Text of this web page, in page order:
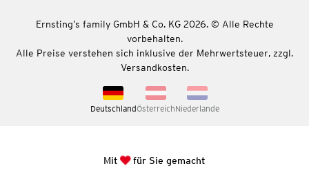
Ernsting’s family GmbH & Co. KG 2026. © Alle Rechte
vorbehalten.
Alle Preise verstehen sich inklusive der Mehrwertsteuer, zzgl.
Versandkosten.
DeutschlandÖsterreichNiederlande
Mit für Sie gemacht